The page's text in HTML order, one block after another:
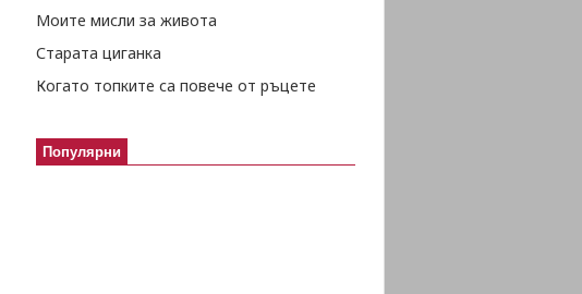
Моите мисли за живота
Старата циганка
Когато топките са повече от ръцете
Популярни